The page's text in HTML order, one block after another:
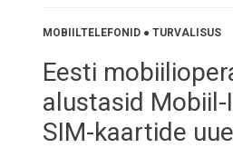
MOBIILTELEFONID ● TURVALISUS
Eesti
alustasid Mobiil-
SIM-kaartide